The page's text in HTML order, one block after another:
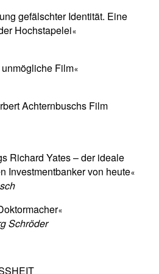
gefälschter Identität. Eine
Hochstapelei«
Film«
Achternbuschs Film
Richard Yates – der ideale
Investmentbanker von heute«
«
Schröder